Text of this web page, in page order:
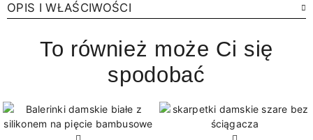
OPIS I WŁAŚCIWOŚCI
To również może Ci się
spodobać